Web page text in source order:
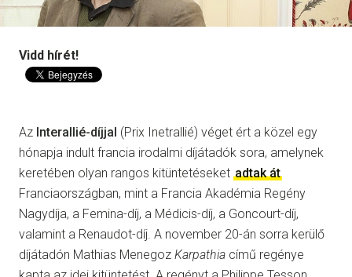
Vidd hírét!
Az Interallié-díjjal (Prix Inetrallié) véget ért a közel egy
hónapja indult francia irodalmi díjátadók sora, amelynek
keretében olyan rangos kitüntetéseket adtak át
Franciaországban, mint a Francia Akadémia Regény
Nagydíja, a Femina-díj, a Médicis-díj, a Goncourt-díj,
valamint a Renaudot-díj. A november 20-án sorra kerülő
díjátadón Mathias Menegoz Karpathia című regénye